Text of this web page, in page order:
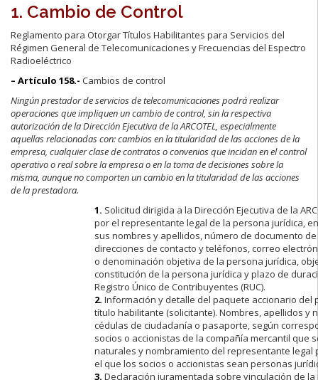
1. Cambio de Control
Reglamento para Otorgar Títulos Habilitantes para Servicios del
Régimen General de Telecomunicaciones y Frecuencias del Espectro
Radioeléctrico
– Artículo 158.- Cambios de control
Ningún prestador de servicios de telecomunicaciones podrá realizar
operaciones que impliquen un cambio de control, sin la respectiva
autorización de la Dirección Ejecutiva de la ARCOTEL, especialmente
aquellas relacionadas con: cambios en la titularidad de las acciones de la
empresa, cualquier clase de contratos o convenios que incidan en el control
operativo o real sobre la empresa o en la toma de decisiones sobre la
misma, aunque no comporten un cambio en la titularidad de las acciones
de la prestadora.
1. Solicitud dirigida a la Dirección Ejecutiva de la
por el representante legal de la persona jurídica,
sus nombres y apellidos, número de documento
direcciones de contacto y teléfonos, correo
o denominación objetiva de la persona jurídica,
constitución de la persona jurídica y plazo de
Registro Único de Contribuyentes (RUC).
2. Información y detalle del paquete accionario del
título habilitante (solicitante). Nombres, apellidos y
cédulas de ciudadanía o pasaporte, según
socios o accionistas de la compañía mercantil que
naturales y nombramiento del representante legal
el que los socios o accionistas sean personas
3. Declaración juramentada sobre vinculación de